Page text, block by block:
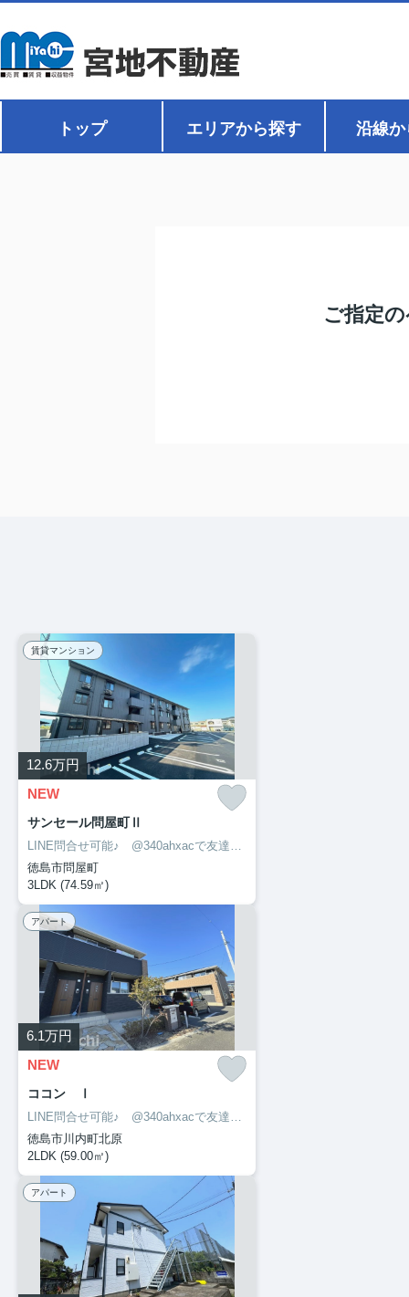
トップ エリアから探す 沿線
ご指定
賃貸マンション
12.6万円
NEW
サンセール問屋町Ⅱ
LINE問合せ可能♪ @340ahxacで友達検索して下さい
徳島市問屋町
3LDK (74.59㎡)
アパート
6.1万円
NEW
ココン Ⅰ
LINE問合せ可能♪ @340ahxacで友達検索して下さい
徳島市川内町北原
2LDK (59.00㎡)
アパート